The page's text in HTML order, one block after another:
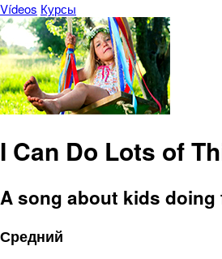
Vídeos Курсы
I Can Do Lots of
A song about kids
Средний